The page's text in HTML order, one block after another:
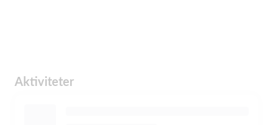
Aktiviteter